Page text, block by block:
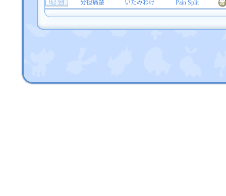
分担痛楚
いたみわけ Pain Split